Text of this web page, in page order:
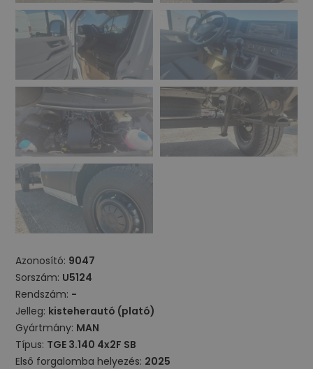
Azonosító: 9047
Sorszám: U5124
Rendszám: -
Jelleg: kisteherautó (plató)
Gyártmány: MAN
Típus: TGE 3.140 4x2F SB
Első forgalomba helyezés: 2025